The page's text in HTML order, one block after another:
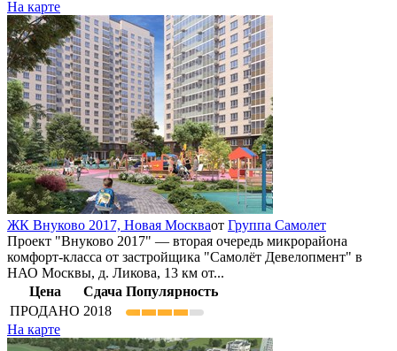
На карте
ЖК Внуково 2017, Новая Москваот Группа Самолет
Проект "Внуково 2017" — вторая очередь микрорайона
комфорт-класса от застройщика "Самолёт Девелопмент" в
НАО Москвы, д. Ликова, 13 км от...
Цена
Сдача Популярность
ПРОДАНО 2018
На карте